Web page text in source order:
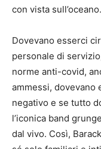
con vista sull’oceano.
Dovevano esserci
personale di
norme anti-covid,
ammessi, dovevano
negativo e se tutto
l’iconica band
dal vivo. Così,